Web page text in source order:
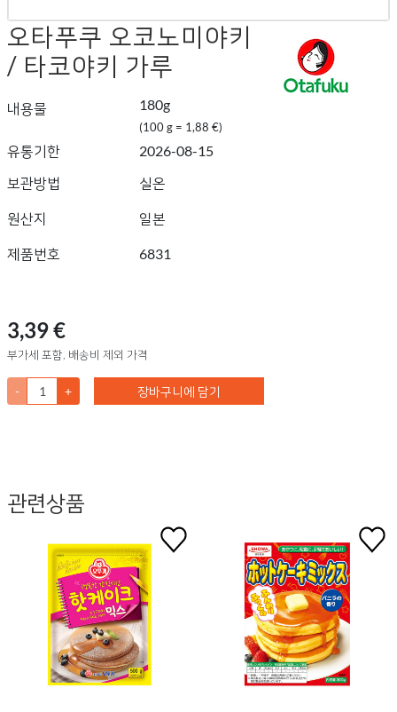
오타푸쿠 오코노미야키
/ 타코야키 가루
내용물 180g
(100 g = 1,88 €)
유통기한
2026-08-15
보관방법
실온
원산지 일본
제품번호 6831
3,39 €
부가세 포함, 배송비 제외 가격
- + 장바구니에 담기
관련상품